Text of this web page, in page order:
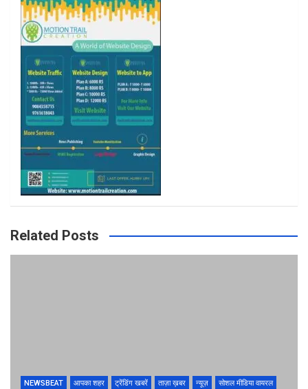
k a
m
Related Posts
NEWSBEAT आपका शहर ट्रेंडिंग खबरें ताज़ा ख़बर न्यूज़ सोशल मीडिया वायरल